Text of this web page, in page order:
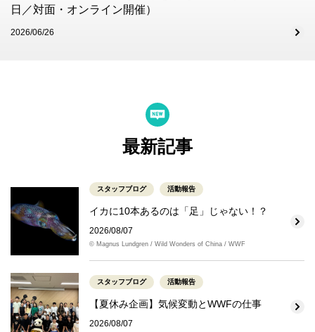
日／対面・オンライン開催）
2026/06/26
最新記事
スタッフブログ 活動報告
イカに10本あるのは「足」じゃない！？
2026/08/07
© Magnus Lundgren / Wild Wonders of China / WWF
スタッフブログ 活動報告
【夏休み企画】気候変動とWWFの仕事
2026/08/07